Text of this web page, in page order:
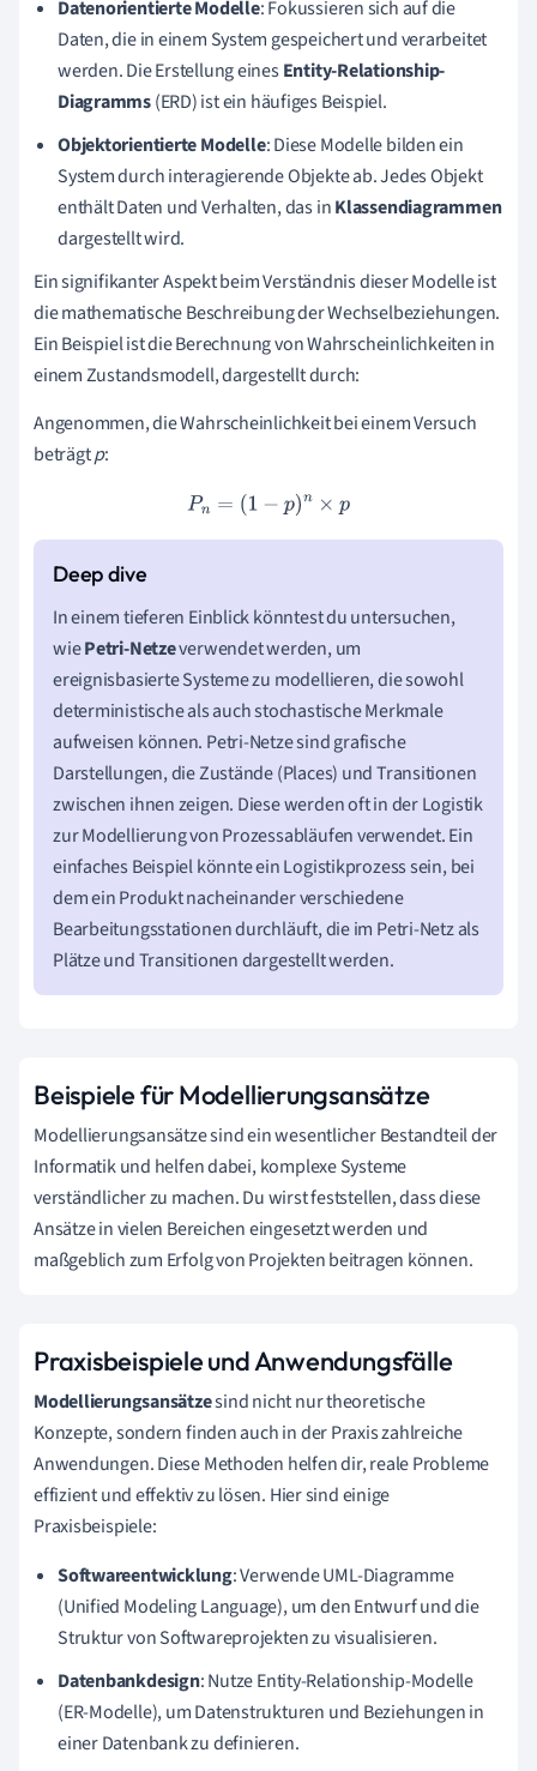
Datenorientierte Modelle: Fokussieren sich auf die
Daten, die in einem System gespeichert und verarbeitet
werden. Die Erstellung einesEntity-Relationship-
Diagramms(ERD) ist ein häufiges Beispiel.
Objektorientierte Modelle: Diese Modelle bilden ein
System durch interagierende Objekte ab. Jedes Objekt
enthält Daten und Verhalten, das inKlassendiagrammen
dargestellt wird.
Ein signifikanter Aspekt beim Verständnis dieser Modelle ist
die mathematische Beschreibung der Wechselbeziehungen.
Ein Beispiel ist die Berechnung von Wahrscheinlichkeiten in
einem Zustandsmodell, dargestellt durch:
Angenommen, die Wahrscheinlichkeit bei einem Versuch
beträgtp:
Pn =(1 −p )n×p
In einem tieferen Einblick könntest du untersuchen,
wiePetri-Netzeverwendet werden, um
ereignisbasierte Systeme zu modellieren, die sowohl
deterministische als auch stochastische Merkmale
aufweisen können. Petri-Netze sind grafische
Darstellungen, die Zustände (Places) und Transitionen
zwischen ihnen zeigen. Diese werden oft in der Logistik
zur Modellierung von Prozessabläufen verwendet. Ein
einfaches Beispiel könnte ein Logistikprozess sein, bei
dem ein Produkt nacheinander verschiedene
Bearbeitungsstationen durchläuft, die im Petri-Netz als
Plätze und Transitionen dargestellt werden.
Beispiele für Modellierungsansätze
Modellierungsansätze sind ein wesentlicher Bestandteil der
Informatik und helfen dabei, komplexe Systeme
verständlicher zu machen. Du wirst feststellen, dass diese
Ansätze in vielen Bereichen eingesetzt werden und
maßgeblich zum Erfolg von Projekten beitragen können.
Praxisbeispiele und Anwendungsfälle
Modellierungsansätzesind nicht nur theoretische
Konzepte, sondern finden auch in der Praxis zahlreiche
Anwendungen. Diese Methoden helfen dir, reale Probleme
effizient und effektiv zu lösen. Hier sind einige
Praxisbeispiele:
Softwareentwicklung: Verwende UML-Diagramme
(Unified Modeling Language), um den Entwurf und die
Struktur von Softwareprojekten zu visualisieren.
Datenbankdesign: Nutze Entity-Relationship-Modelle
(ER-Modelle), um Datenstrukturen und Beziehungen in
einer Datenbank zu definieren.